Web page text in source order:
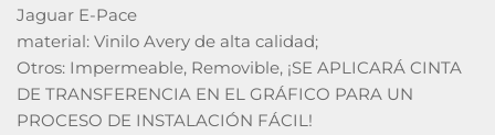
Jaguar E-Pace
material: Vinilo Avery de alta calidad;
Otros: Impermeable, Removible, ¡SE APLICARÁ CINTA
DE TRANSFERENCIA EN EL GRÁFICO PARA UN
PROCESO DE INSTALACIÓN FÁCIL!